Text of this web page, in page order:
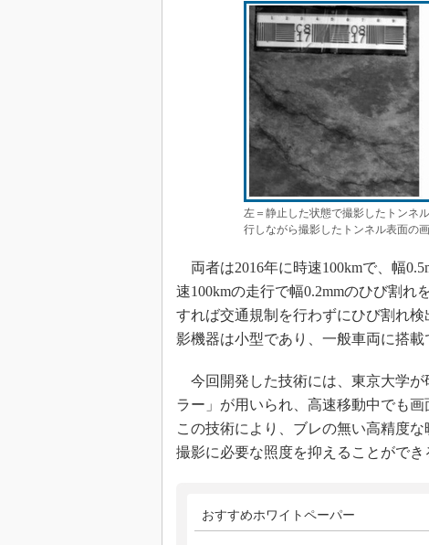
左＝静止した状態で撮影したトンネ
行しながら撮影したトンネル表面の
両者は2016年に時速100kmで、幅
速100kmの走行で幅0.2mmのひび割
すれば交通規制を行わずにひび割れ
影機器は小型であり、一般車両に搭載
今回開発した技術には、東京大学が
ラー」が用いられ、高速移動中でも
この技術により、ブレの無い高精度
撮影に必要な照度を抑えることができ
おすすめホワイトペーパー